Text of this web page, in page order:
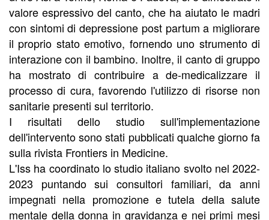
valore espressivo del canto, che ha aiutato le madri
con sintomi di depressione post partum a migliorare
il proprio stato emotivo, fornendo uno strumento di
interazione con il bambino. Inoltre, il canto di gruppo
ha mostrato di contribuire a de-medicalizzare il
processo di cura, favorendo l'utilizzo di risorse non
sanitarie presenti sul territorio.
I risultati dello studio sull'implementazione
dell'intervento sono stati pubblicati qualche giorno fa
sulla rivista Frontiers in Medicine.
L'Iss ha coordinato lo studio italiano svolto nel 2022-
2023 puntando sui consultori familiari, da anni
impegnati nella promozione e tutela della salute
mentale della donna in gravidanza e nei primi mesi